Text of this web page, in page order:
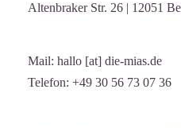
Altenbraker Str. 26 | 12051
Mail: hallo [at] die-mias.de
Telefon: +49 30 56 73 07 36